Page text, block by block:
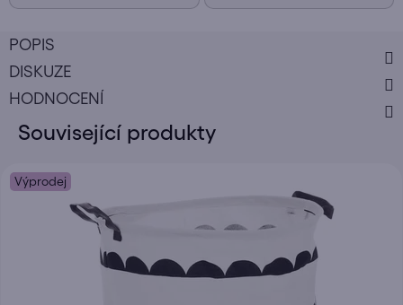
POPIS
DISKUZE
HODNOCENÍ
Související produkty
Výprodej